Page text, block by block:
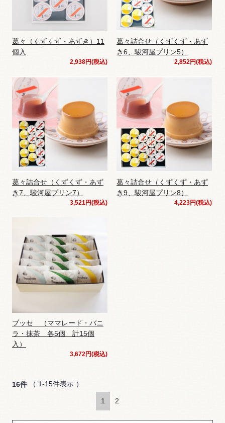
葛々（くずくず・あずき）11
個入
2,938円(税込)
葛々詰合せ（くずくず・あず
き6、駿河屋プリン5）
2,852円(税込)
葛々詰合せ（くずくず・あず
き7、駿河屋プリン7）
3,521円(税込)
葛々詰合せ（くずくず・あず
き9、駿河屋プリン8）
4,223円(税込)
ブッセ （ママレード・バニ
ラ・抹茶 各5個 計15個
入）
3,672円(税込)
16件 （ 1-15件表示 ）
1 2